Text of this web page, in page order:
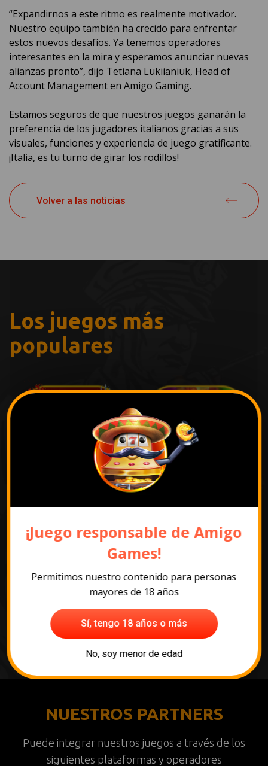
“Expandirnos a este ritmo es realmente motivador.
Nuestro equipo también ha crecido para enfrentar
estos nuevos desafíos. Ya tenemos operadores
interesantes en la mira y esperamos anunciar nuevas
alianzas pronto”, dijo Tetiana Lukiianiuk, Head of
Account Management en Amigo Gaming.
Estamos seguros de que nuestros juegos ganarán la
preferencia de los jugadores italianos gracias a sus
visuales, funciones y experiencia de juego gratificante.
¡Italia, es tu turno de girar los rodillos!
Volver a las noticias
Los juegos más
populares
Ver todos los slots
NUESTROS PARTNERS
Puede integrar nuestros juegos a través de los
siguientes plataformas y operadores
¡Juego responsable de Amigo
Games!
Permitimos nuestro contenido para personas
mayores de 18 años
Sí, tengo 18 años o más
No, soy menor de edad